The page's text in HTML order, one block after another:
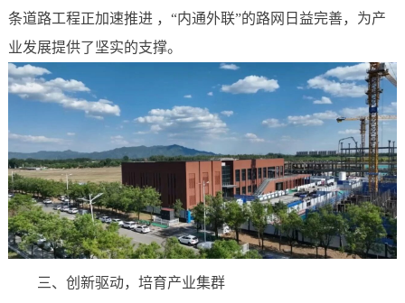
条道路工程正加速推进 ，“内通外联”的路网日益完善，为产
业发展提供了坚实的支撑。
三、 创新驱动，培育产业集群‌